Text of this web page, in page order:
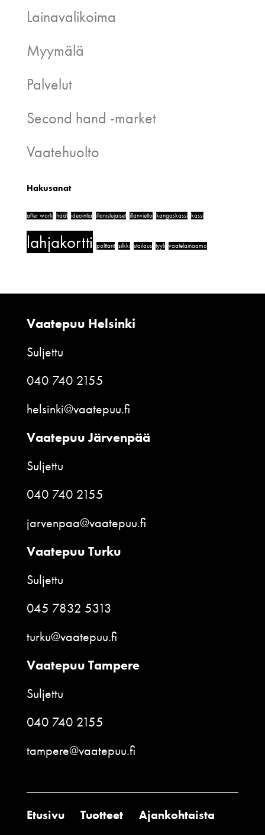
Lainavalikoima
Myymälä
Palvelut
Second hand -market
Vaatehuolto
Hakusanat
after work häät ideointia illanistujaiset illanvietto kangaskassi kassi
lahjakortti polttarit silkki stailaus tyyli vaatelainaamo
Vaatepuu Helsinki
Suljettu
040 740 2155
helsinki@vaatepuu.fi
Vaatepuu Järvenpää
Suljettu
040 740 2155
jarvenpaa@vaatepuu.fi
Vaatepuu Turku
Suljettu
045 7832 5313
turku@vaatepuu.fi
Vaatepuu Tampere
Suljettu
040 740 2155
tampere@vaatepuu.fi
Etusivu Tuotteet
Ajankohtaista